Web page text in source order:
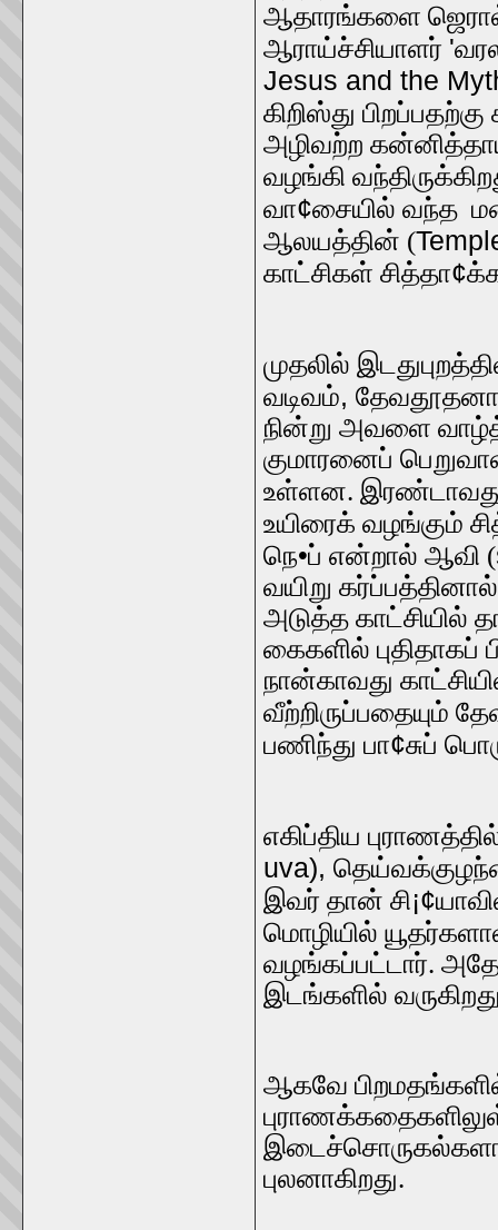
ஆதாரங்களை
ஆராய்ச்சியாளர் '
Jesus and the
கிறிஸ்து பிறப்பதற்கு
அழிவற்ற
வழங்கி
வா¢சையில் வந்த
ஆலயத்தின் (
காட்சிகள் சித்தா¢
முதலில்
வடிவம்,
நின்று அவளை
குமாரனைப்
உள்ளன. இரண்டாவது
உயிரைக் வழங்கும்
நெ•ப் என்றால் ஆவி (
வயிறு
அடுத்த காட்சியில்
கைகளில்
நான்காவது
வீற்றிருப்பதையும்
பணிந்து பா¢சுப்
எகிப்திய
uva),
இவர் தான் சி¡¢
மொழியில்
வழங்கப்பட்டார்.
இடங்களில்
ஆகவே
புலனாகிறது.